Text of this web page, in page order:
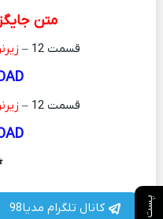
متن
قسمت 12 –
قسمت 12 –
کانال تلگرام مدیا98